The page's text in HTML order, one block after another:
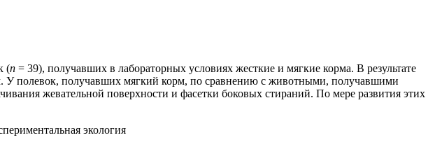
(n = 39), получавших в лабораторных условиях жесткие и мягкие корма. В результате
У полевок, получавших мягкий корм, по сравнению с животными, получавшими
жевательной поверхности и фасетки боковых стираний. По мере развития этих
экология